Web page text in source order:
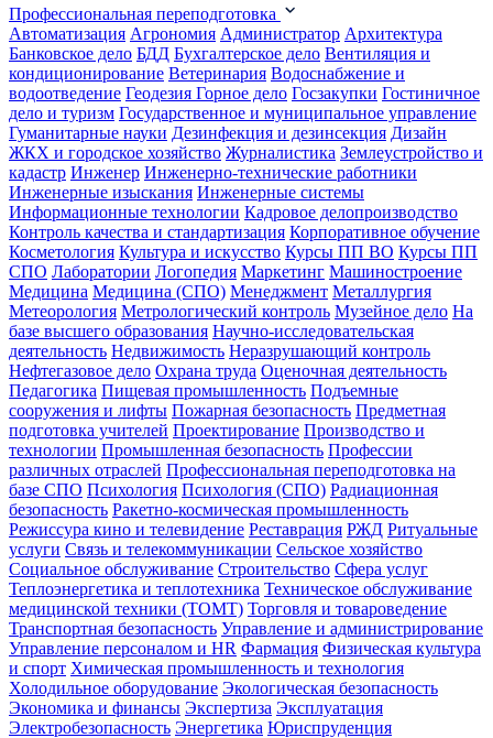
Профессиональная переподготовка
Автоматизация Агрономия Администратор Архитектура
Банковское дело БДД Бухгалтерское дело Вентиляция и
кондиционирование Ветеринария Водоснабжение и
водоотведение Геодезия Горное дело Госзакупки Гостиничное
дело и туризм Государственное и муниципальное управление
Гуманитарные науки Дезинфекция и дезинсекция Дизайн
ЖКХ и городское хозяйство Журналистика Землеустройство и
кадастр Инженер Инженерно-технические работники
Инженерные изыскания Инженерные системы
Информационные технологии Кадровое делопроизводство
Контроль качества и стандартизация Корпоративное обучение
Косметология Культура и искусство Курсы ПП ВО Курсы ПП
СПО Лаборатории Логопедия Маркетинг Машиностроение
Медицина Медицина (СПО) Менеджмент Металлургия
Метеорология Метрологический контроль Музейное дело На
базе высшего образования Научно-исследовательская
деятельность Недвижимость Неразрушающий контроль
Нефтегазовое дело Охрана труда Оценочная деятельность
Педагогика Пищевая промышленность Подъемные
сооружения и лифты Пожарная безопасность Предметная
подготовка учителей Проектирование Производство и
технологии Промышленная безопасность Профессии
различных отраслей Профессиональная переподготовка на
базе СПО Психология Психология (СПО) Радиационная
безопасность Ракетно-космическая промышленность
Режиссура кино и телевидение Реставрация РЖД Ритуальные
услуги Связь и телекоммуникации Сельское хозяйство
Социальное обслуживание Строительство Сфера услуг
Теплоэнергетика и теплотехника Техническое обслуживание
медицинской техники (ТОМТ) Торговля и товароведение
Транспортная безопасность Управление и администрирование
Управление персоналом и HR Фармация Физическая культура
и спорт Химическая промышленность и технология
Холодильное оборудование Экологическая безопасность
Экономика и финансы Экспертиза Эксплуатация
Электробезопасность Энергетика Юриспруденция